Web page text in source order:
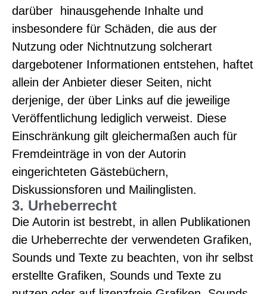
darüber hinausgehende Inhalte und
insbesondere für Schäden, die aus der
Nutzung oder Nichtnutzung solcherart
dargebotener Informationen entstehen, haftet
allein der Anbieter dieser Seiten, nicht
derjenige, der über Links auf die jeweilige
Veröffentlichung lediglich verweist. Diese
Einschränkung gilt gleichermaßen auch für
Fremdeinträge in von der Autorin
eingerichteten Gästebüchern,
Diskussionsforen und Mailinglisten.
3. Urheberrecht
Die Autorin ist bestrebt, in allen Publikationen
die Urheberrechte der verwendeten Grafiken,
Sounds und Texte zu beachten, von ihr selbst
erstellte Grafiken, Sounds und Texte zu